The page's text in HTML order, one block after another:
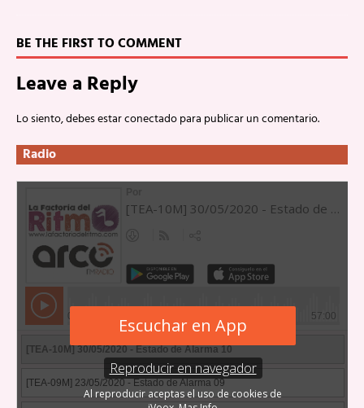
BE THE FIRST TO COMMENT
Leave a Reply
Lo siento, debes estarconectadopara publicar un comentario.
Radio